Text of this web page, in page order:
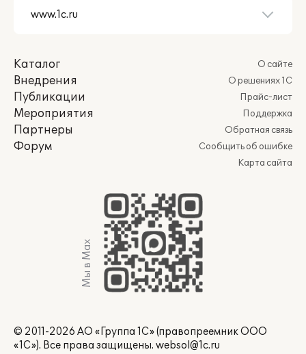
Каталог
Внедрения
Публикации
Мероприятия
Партнеры
Форум
О сайте
О решениях 1С
Прайс-лист
Поддержка
Обратная связь
Сообщить об ошибке
Карта сайта
Мы в Max
© 2011-2026 АО «Группа 1С» (правопреемник ООО
«1С»). Все права защищены. websol@1c.ru